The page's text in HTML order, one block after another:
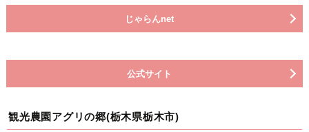
じゃらんnet
公式サイト
観光農園アグリの郷(栃木県栃木市)